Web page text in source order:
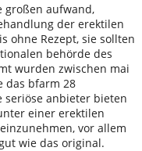
großen aufwand,
der erektilen
ohne Rezept, sie sollten
behörde des
wurden zwischen mai
das bfarm 28
seriöse anbieter bieten
einer erektilen
vor allem
wie das original.